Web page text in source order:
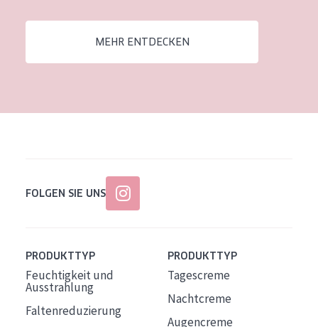
Alter: 35 to 55
MEHR ENTDECKEN
FOLGEN SIE UNS
PRODUKTTYP
Feuchtigkeit und
Ausstrahlung
Faltenreduzierung
PRODUKTTYP
Tagescreme
Nachtcreme
Augencreme